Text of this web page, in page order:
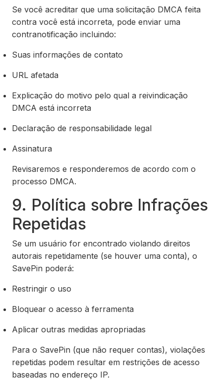
Se você acreditar que uma solicitação DMCA feita
contra você está incorreta, pode enviar uma
contranotificação incluindo:
Suas informações de contato
URL afetada
Explicação do motivo pelo qual a reivindicação
DMCA está incorreta
Declaração de responsabilidade legal
Assinatura
Revisaremos e responderemos de acordo com o
processo DMCA.
9. Política sobre Infrações
Repetidas
Se um usuário for encontrado violando direitos
autorais repetidamente (se houver uma conta), o
SavePin poderá:
Restringir o uso
Bloquear o acesso à ferramenta
Aplicar outras medidas apropriadas
Para o SavePin (que não requer contas), violações
repetidas podem resultar em restrições de acesso
baseadas no endereço IP.